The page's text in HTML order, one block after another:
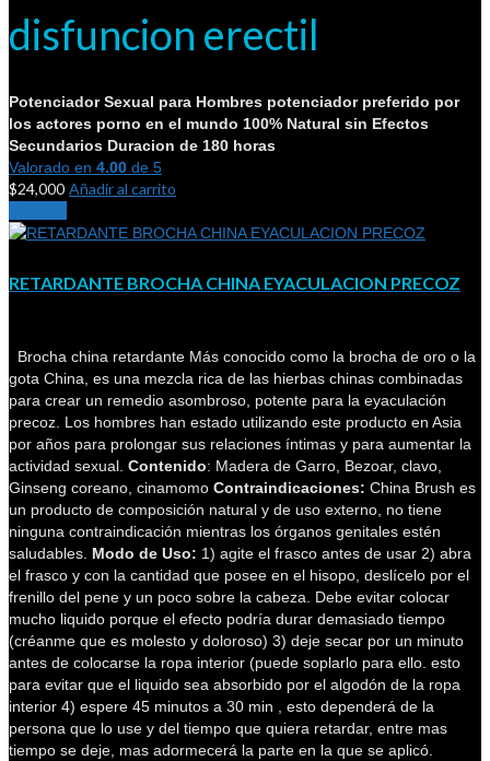
disfuncion erectil
Potenciador Sexual para Hombres potenciador preferido por
los actores porno en el mundo 100% Natural sin Efectos
Secundarios Duracion de 180 horas
Valorado en 4.00 de 5
$24,000 Añadir al carrito
RETARDANTE BROCHA CHINA EYACULACION PRECOZ
Brocha china retardante Más conocido como la brocha de oro o la
gota China, es una mezcla rica de las hierbas chinas combinadas
para crear un remedio asombroso, potente para la eyaculación
precoz. Los hombres han estado utilizando este producto en Asia
por años para prolongar sus relaciones íntimas y para aumentar la
actividad sexual. Contenido: Madera de Garro, Bezoar, clavo,
Ginseng coreano, cinamomo Contraindicaciones: China Brush es
un producto de composición natural y de uso externo, no tiene
ninguna contraindicación mientras los órganos genitales estén
saludables. Modo de Uso: 1) agite el frasco antes de usar 2) abra
el frasco y con la cantidad que posee en el hisopo, deslícelo por el
frenillo del pene y un poco sobre la cabeza. Debe evitar colocar
mucho liquido porque el efecto podría durar demasiado tiempo
(créanme que es molesto y doloroso) 3) deje secar por un minuto
antes de colocarse la ropa interior (puede soplarlo para ello. esto
para evitar que el liquido sea absorbido por el algodón de la ropa
interior 4) espere 45 minutos a 30 min , esto dependerá de la
persona que lo use y del tiempo que quiera retardar, entre mas
tiempo se deje, mas adormecerá la parte en la que se aplicó.